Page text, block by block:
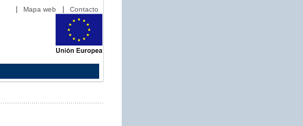
Mapa web Contacto